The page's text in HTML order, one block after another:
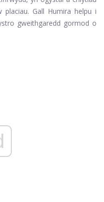
Gall Humira helpu i
gweithgaredd gormod o